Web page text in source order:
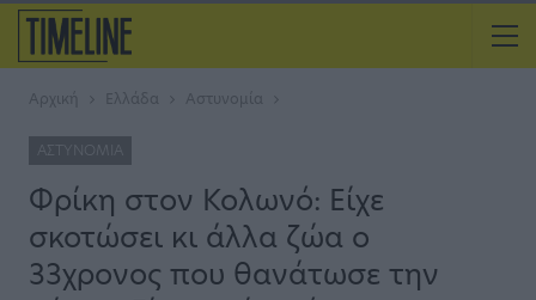
Αρχική Ελλάδα Αστυνομία
ΑΣΤΥΝΟΜΊΑ
Φρίκη στον Κολωνό: Είχε
σκοτώσει κι άλλα ζώα ο
33χρονος που θανάτωσε την